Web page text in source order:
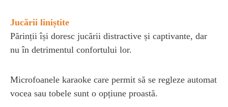
Jucării liniștite
Părinții își doresc jucării distractive și captivante, dar
nu în detrimentul confortului lor.
Microfoanele karaoke care permit să se regleze automat
vocea sau tobele sunt o opțiune proastă.